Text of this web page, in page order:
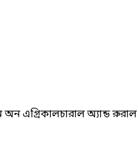
এগ্রিকালচারাল অ্যান্ড